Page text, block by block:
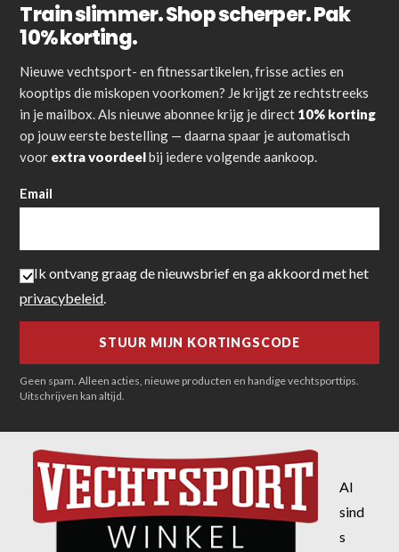
Train slimmer. Shop scherper. Pak
10% korting.
Nieuwe vechtsport- en fitnessartikelen, frisse acties en
kooptips die miskopen voorkomen? Je krijgt ze rechtstreeks
in je mailbox. Als nieuwe abonnee krijg je direct 10% korting
op jouw eerste bestelling — daarna spaar je automatisch
voor extra voordeelbij iedere volgende aankoop.
Email
Ik ontvang graag de nieuwsbrief en ga akkoord met het
privacybeleid.
Geen spam. Alleen acties, nieuwe producten en handige vechtsporttips.
Uitschrijven kan altijd.
Al
sind
s